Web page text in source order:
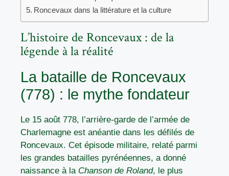
Roncevaux dans la littérature et la culture
L’histoire de Roncevaux : de la
légende à la réalité
La bataille de Roncevaux
(778) : le mythe fondateur
Le 15 août 778, l’arrière-garde de l’armée de
Charlemagne est anéantie dans les défilés de
Roncevaux. Cet épisode militaire, relaté parmi
les grandes batailles pyrénéennes, a donné
naissance à la Chanson de Roland, le plus